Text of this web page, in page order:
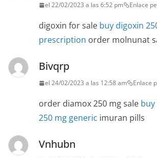
el 22/02/2023 a las 6:52 pm Enlace
digoxin for sale buy digoxin
prescription order molnunat
Bivqrp
el 24/02/2023 a las 12:58 am Enlace
order diamox 250 mg sale
250 mg generic imuran pills
Vnhubn